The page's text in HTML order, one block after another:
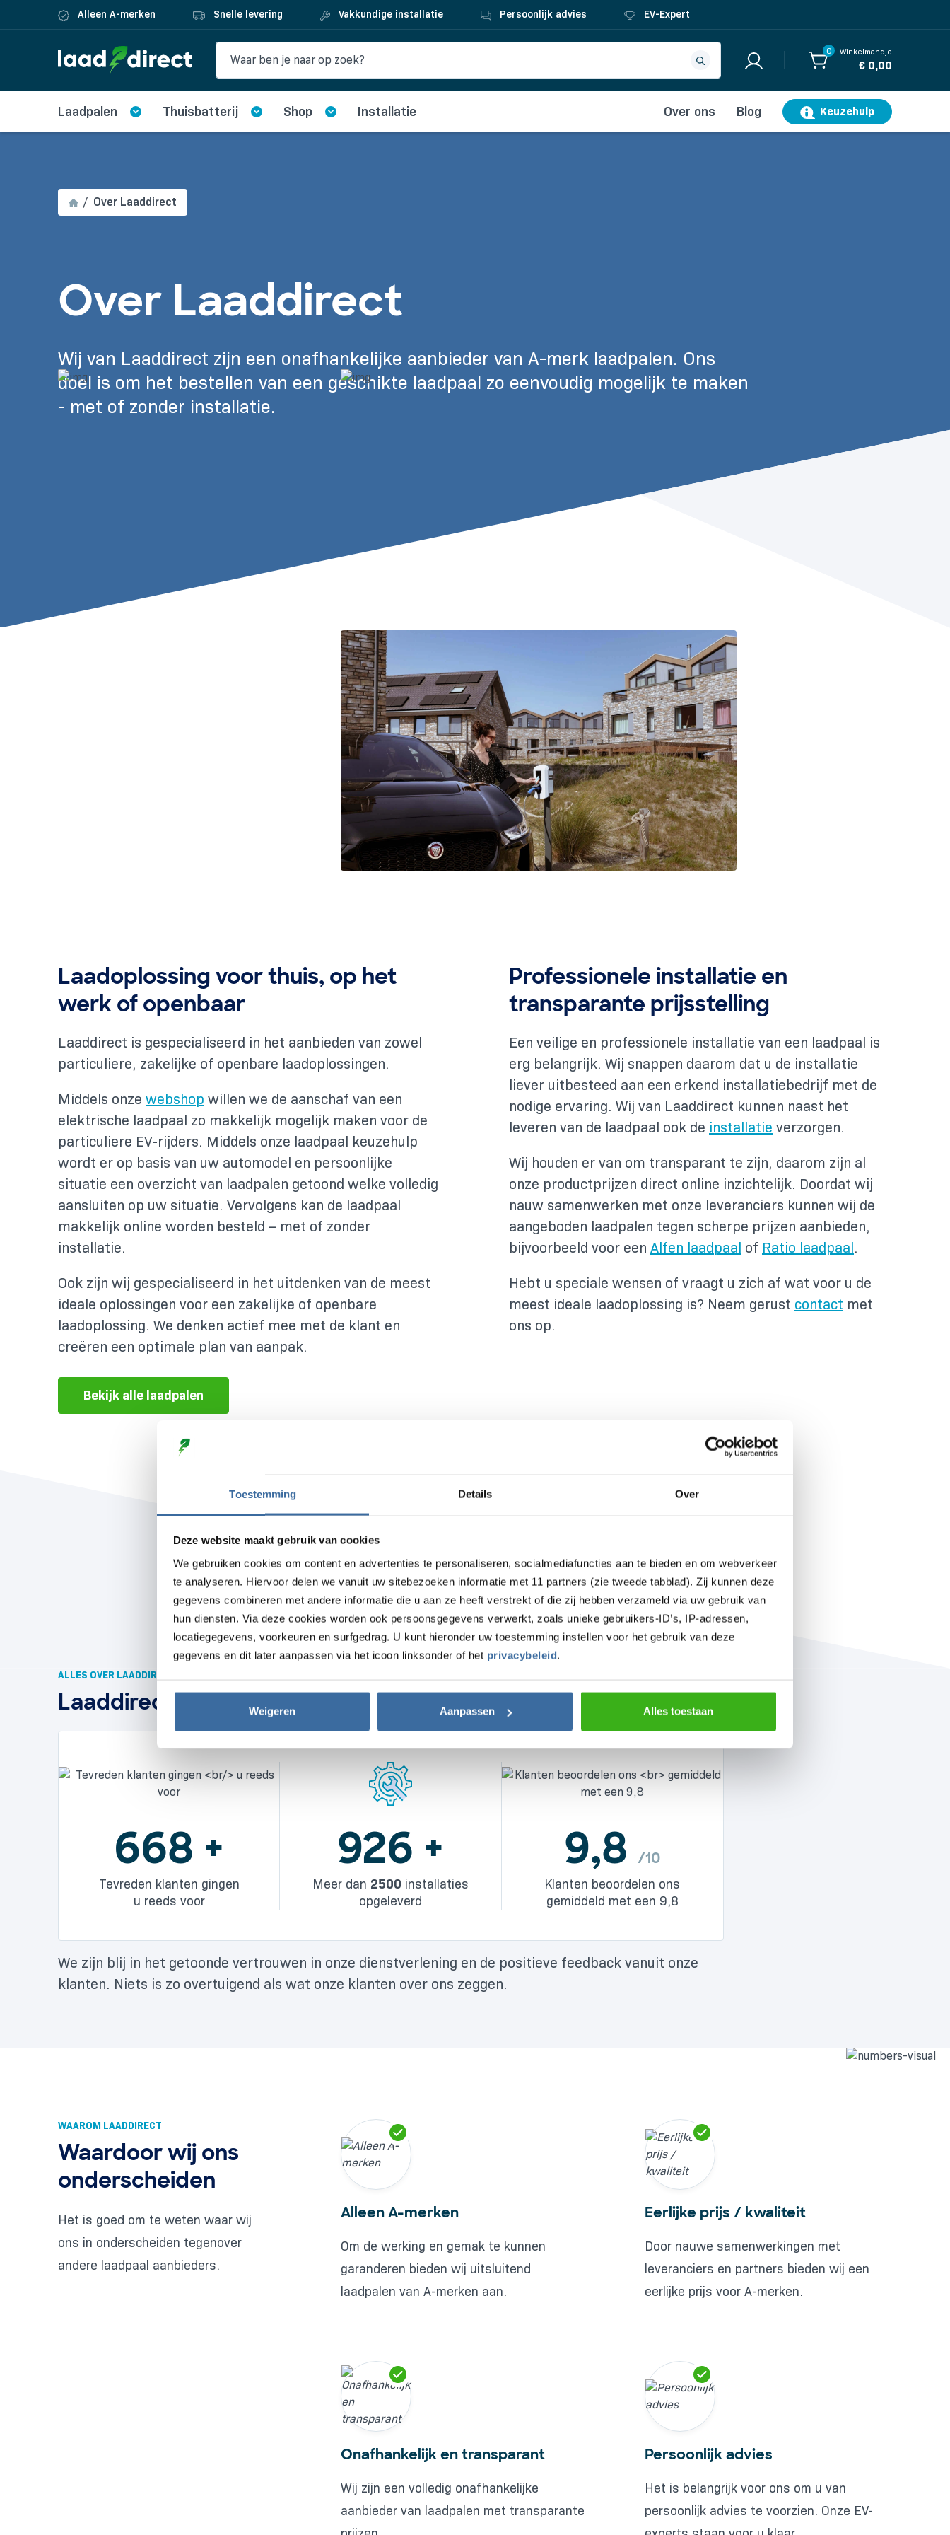
Toestemming Details Over
Deze website maakt gebruik van cookies
We gebruiken cookies om content en advertenties te personaliseren, socialmediafuncties aan te bieden en om webverkeer
te analyseren. Hiervoor delen we vanuit uw sitebezoeken informatie met 11 partners (zie tweede tabblad). Zij kunnen deze
gegevens combineren met andere informatie die u aan ze heeft verstrekt of die zij hebben verzameld via uw gebruik van
hun diensten. Via deze cookies worden ook persoonsgegevens verwerkt, zoals unieke gebruikers-ID’s, IP-adressen,
locatiegegevens, voorkeuren en surfgedrag. U kunt hieronder uw toestemming instellen voor het gebruik van deze
gegevens en dit later aanpassen via het icoon linksonder of het privacybeleid.
Weigeren Aanpassen Alles toestaan
Alleen A-merken Snelle levering Vakkundige installatie Persoonlijk advies EV-Expert
0 Winkelmandje
€ 0,00
Laadpalen Thuisbatterij Shop Installatie Over ons Blog Keuzehulp
Over Laaddirect
Over Laaddirect
Wij van Laaddirect zijn een onafhankelijke aanbieder van A-merk laadpalen. Ons
doel is om het bestellen van een geschikte laadpaal zo eenvoudig mogelijk te maken
- met of zonder installatie.
Laadoplossing voor thuis, op het
werk of openbaar
Laaddirect is gespecialiseerd in het aanbieden van zowel
particuliere, zakelijke of openbare laadoplossingen.
Middels onze webshop willen we de aanschaf van een
elektrische laadpaal zo makkelijk mogelijk maken voor de
particuliere EV-rijders. Middels onze laadpaal keuzehulp
wordt er op basis van uw automodel en persoonlijke
situatie een overzicht van laadpalen getoond welke volledig
aansluiten op uw situatie. Vervolgens kan de laadpaal
makkelijk online worden besteld – met of zonder
installatie.
Ook zijn wij gespecialiseerd in het uitdenken van de meest
ideale oplossingen voor een zakelijke of openbare
laadoplossing. We denken actief mee met de klant en
creëren een optimale plan van aanpak.
Bekijk alle laadpalen
Professionele installatie en
transparante prijsstelling
Een veilige en professionele installatie van een laadpaal is
erg belangrijk. Wij snappen daarom dat u de installatie
liever uitbesteed aan een erkend installatiebedrijf met de
nodige ervaring. Wij van Laaddirect kunnen naast het
leveren van de laadpaal ook de installatie verzorgen.
Wij houden er van om transparant te zijn, daarom zijn al
onze productprijzen direct online inzichtelijk. Doordat wij
nauw samenwerken met onze leveranciers kunnen wij de
aangeboden laadpalen tegen scherpe prijzen aanbieden,
bijvoorbeeld voor een Alfen laadpaal of Ratio laadpaal.
Hebt u speciale wensen of vraagt u zich af wat voor u de
meest ideale laadoplossing is? Neem gerust contact met
ons op.
ALLES OVER LAADDIRECT
Laaddirect in cijfers
929+
Tevreden klanten gingen
u reeds voor
1,288+
Meer dan 2500 installaties
opgeleverd
9,8 /10
Klanten beoordelen ons
gemiddeld met een 9,8
We zijn blij in het getoonde vertrouwen in onze dienstverlening en de positieve feedback vanuit onze
klanten. Niets is zo overtuigend als wat onze klanten over ons zeggen.
WAAROM LAADDIRECT
Waardoor wij ons
onderscheiden
Het is goed om te weten waar wij
ons in onderscheiden tegenover
andere laadpaal aanbieders.
Alleen A-merken
Om de werking en gemak te kunnen
garanderen bieden wij uitsluitend
laadpalen van A-merken aan.
Eerlijke prijs / kwaliteit
Door nauwe samenwerkingen met
leveranciers en partners bieden wij een
eerlijke prijs voor A-merken.
Onafhankelijk en transparant
Wij zijn een volledig onafhankelijke
aanbieder van laadpalen met transparante
Persoonlijk advies
Het is belangrijk voor ons om u van
persoonlijk advies te voorzien. Onze EV-